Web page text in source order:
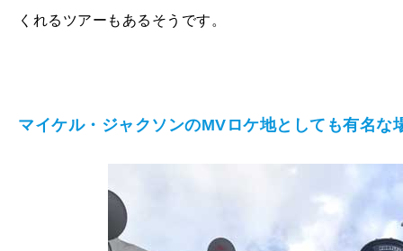
くれるツアーもあるそうです。
マイケル・ジャクソンのMVロケ地としても有名な